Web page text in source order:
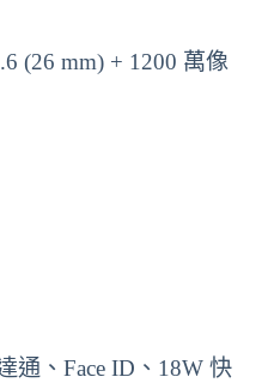
(26 mm) + 1200 萬像
通、Face ID、18W 快